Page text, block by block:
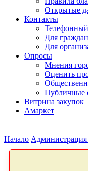
Открытые
Контакты
Для граждан
Для
Опросы
Мнения
Оценить
Публичные
Витрина закупок
Амаркет
Начало Администрация